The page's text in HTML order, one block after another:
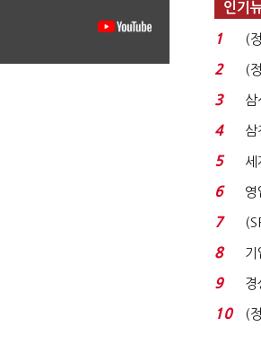
인기
1
(
2
(
'
3
삼
4
삼
5
세
세
6
7
생
8
기
이
9
경
10
(